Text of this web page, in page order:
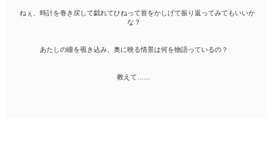
ねぇ、時計を巻き戻して戯れてひねって首をかしげて振り返ってみてもいいか
な？
あたしの瞳を覗き込み、奥に映る情景は何を物語っているの？
教えて……